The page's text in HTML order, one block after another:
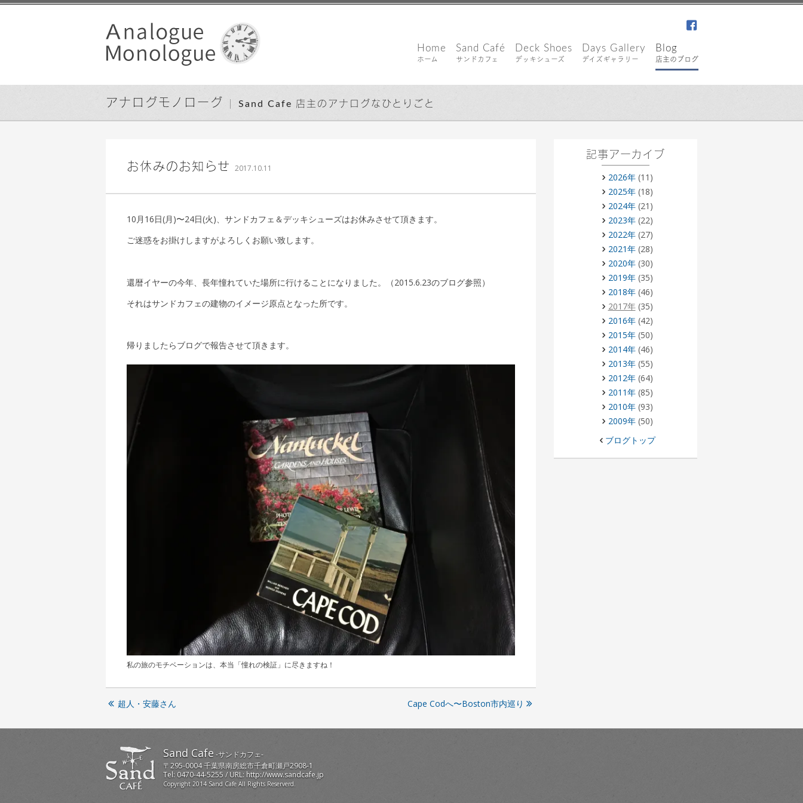
Home
ホーム
Sand Café
サンドカフェ
Deck Shoes
デッキシューズ
Days Gallery
デイズギャラリー
Blog
店主のブログ
アナログモノローグ Sand Cafe 店主のアナログなひとりごと
お休みのお知らせ 2017.10.11
10月16日(月)〜24日(火)、サンドカフェ＆デッキシューズはお休みさせて頂きます。
ご迷惑をお掛けしますがよろしくお願い致します。
還暦イヤーの今年、長年憧れていた場所に行けることになりました。（2015.6.23のブログ参照）
それはサンドカフェの建物のイメージ原点となった所です。
帰りましたらブログで報告させて頂きます。
私の旅のモチベーションは、本当「憧れの検証」に尽きますね！
超人・安藤さん Cape Codへ〜Boston市内巡り
記事アーカイブ
2026年(11)
2025年(18)
2024年(21)
2023年(22)
2022年(27)
2021年(28)
2020年(30)
2019年(35)
2018年(46)
2017年(35)
2016年(42)
2015年(50)
2014年(46)
2013年(55)
2012年(64)
2011年(85)
2010年(93)
2009年(50)
ブログトップ
Sand Cafe-サンドカフェ-
〒295-0004千葉県南房総市千倉町瀬戸2908-1
Tel: 0470-44-5255 / URL: http://www.sandcafe.jp
Copyright 2014 Sand Cafe All Rights Reserverd.